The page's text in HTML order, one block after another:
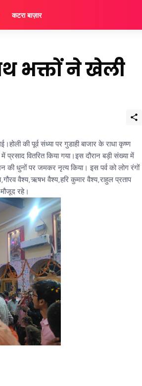
कटरा बाज़ार
भक्तों ने खेली
की पूर्व संध्या पर गुडाही बाजार के राधा कृष्ण
वितरित किया गया।इस दौरान बड़ी संख्या में
की धुनों पर जमकर नृत्य किया। इस पर्व को लोग रंगों
वैश्य,ऋषभ वैश्य,हरि कुमार वैश्य,राहुल प्रताप
रहे।